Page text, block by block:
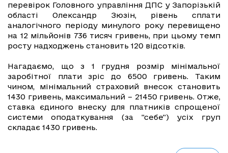
перевірок Головного управління ДПС у Запорізькій
області Олександр Зюзін, рівень сплати
аналогічного періоду минулого року перевищено
на 12 мільйонів 736 тисяч гривень, при цьому темп
росту надходжень становить 120 відсотків.
Нагадаємо, що з 1 грудня розмір мінімальної
заробітної плати зріс до 6500 гривень. Таким
чином, мінімальний страховий внесок становить
1430 гривень, максимальний – 21450 гривень. Отже,
ставка єдиного внеску для платників спрощеної
системи оподаткування (за "себе") усіх груп
складає 1430 гривень.